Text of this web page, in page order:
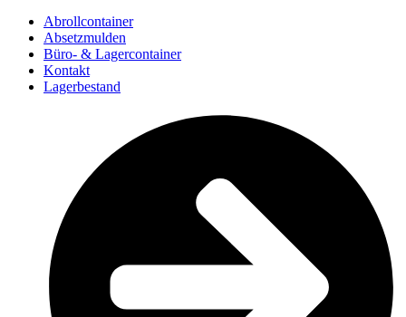
Abrollcontainer
Absetzmulden
Büro- & Lagercontainer
Kontakt
Lagerbestand